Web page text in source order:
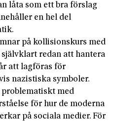
låta som ett bra förslag
en hel del
på kollisionskurs med
redan att hantera
att lagföras för
nazistiska symboler.
med
för hur de moderna
på sociala medier. För